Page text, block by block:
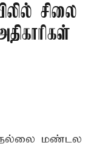
சிலை
மண்டல